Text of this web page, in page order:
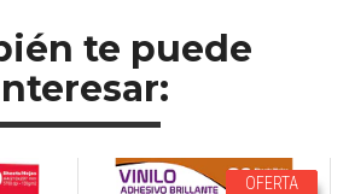
te puede
OFERTA